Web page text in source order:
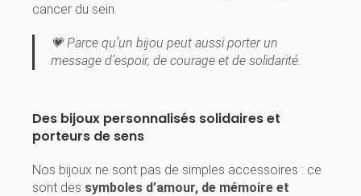
cancer du sein.
💗 Parce qu’un bijou peut aussi porter un
message d’espoir, de courage et de solidarité.
Des bijoux personnalisés solidaires et
porteurs de sens
Nos bijoux ne sont pas de simples accessoires : ce
sont des symboles d’amour, de mémoire et